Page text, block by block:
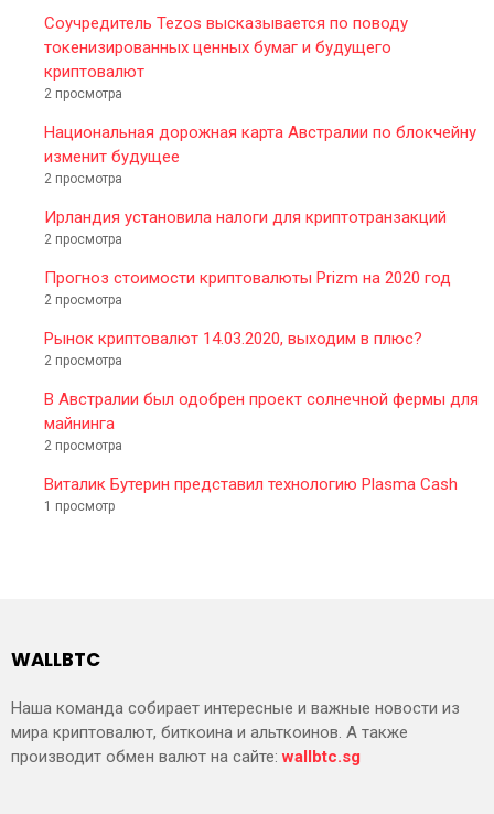
Соучредитель Tezos высказывается по поводу
токенизированных ценных бумаг и будущего
криптовалют
2 просмотра
Национальная дорожная карта Австралии по блокчейну
изменит будущее
2 просмотра
Ирландия установила налоги для криптотранзакций
2 просмотра
Прогноз стоимости криптовалюты Prizm на 2020 год
2 просмотра
Рынок криптовалют 14.03.2020, выходим в плюс?
2 просмотра
В Австралии был одобрен проект солнечной фермы для
майнинга
2 просмотра
Виталик Бутерин представил технологию Plasma Cash
1 просмотр
WALLBTC
Наша команда собирает интересные и важные новости из
мира криптовалют, биткоина и альткоинов. А также
производит обмен валют на сайте:wallbtc.sg